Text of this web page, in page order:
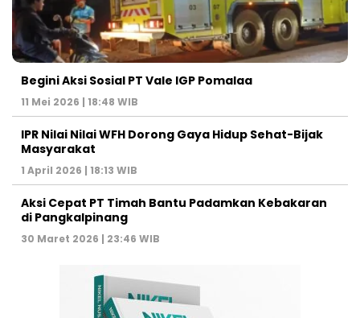
Begini Aksi Sosial PT Vale IGP Pomalaa
11 Mei 2026 | 18:48 WIB
IPR Nilai Nilai WFH Dorong Gaya Hidup Sehat-Bijak
Masyarakat
1 April 2026 | 18:13 WIB
Aksi Cepat PT Timah Bantu Padamkan Kebakaran
di Pangkalpinang
30 Maret 2026 | 23:46 WIB